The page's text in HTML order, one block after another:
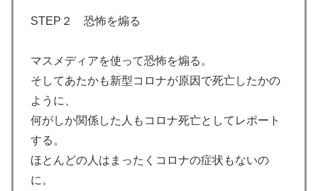
STEP２ 恐怖を煽る
マスメディアを使って恐怖を煽る。
そしてあたかも新型コロナが原因で死亡したかの
ように、
何がしか関係した人もコロナ死亡としてレポート
する。
ほとんどの人はまったくコロナの症状もないの
に。